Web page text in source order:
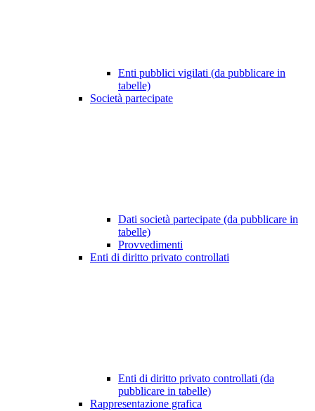
Enti pubblici vigilati (da pubblicare in
tabelle)
Società partecipate
Dati società partecipate (da pubblicare in
tabelle)
Provvedimenti
Enti di diritto privato controllati
Enti di diritto privato controllati (da
pubblicare in tabelle)
Rappresentazione grafica